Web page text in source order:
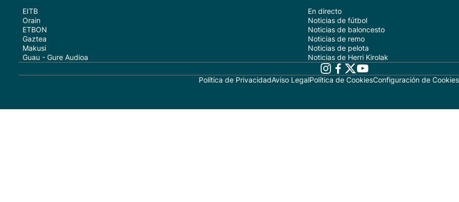
EITB
Orain
ETBON
Gaztea
Makusi
Guau - Gure Audioa
En directo
Noticias de fútbol
Noticias de baloncesto
Noticias de remo
Noticias de pelota
Noticias de Herri Kirolak
Política de PrivacidadAviso LegalPolítica de CookiesConfiguración de Cookies